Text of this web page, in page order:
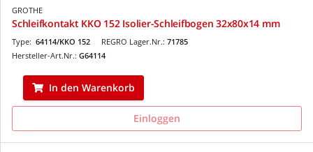
GROTHE
Schleifkontakt KKO 152 Isolier-Schleifbogen 32x80x14 mm
REGRO Lager.Nr.: 71785
Type: 64114/KKO 152
Hersteller-Art.Nr.: G64114
In den Warenkorb
Einloggen